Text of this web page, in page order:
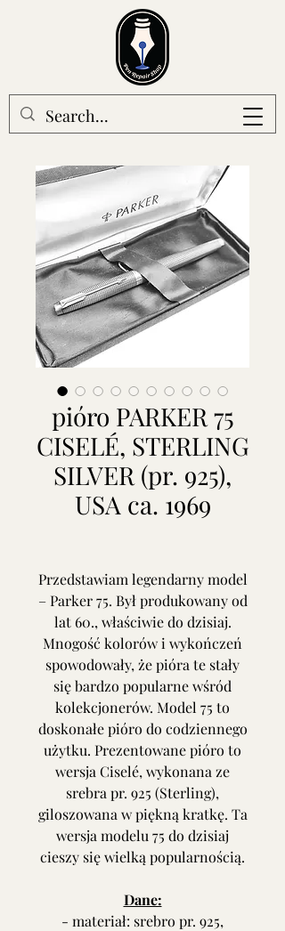
pióro PARKER 75
CISELÉ, STERLING
SILVER (pr. 925),
USA ca. 1969
Przedstawiam legendarny model
– Parker 75. Był produkowany od
lat 60., właściwie do dzisiaj.
Mnogość kolorów i wykończeń
spowodowały, że pióra te stały
się bardzo popularne wśród
kolekcjonerów. Model 75 to
doskonałe pióro do codziennego
użytku. Prezentowane pióro to
wersja Ciselé, wykonana ze
srebra pr. 925 (Sterling),
giloszowana w piękną kratkę. Ta
wersja modelu 75 do dzisiaj
cieszy się wielką popularnością.
Dane:
- materiał: srebro pr. 925,